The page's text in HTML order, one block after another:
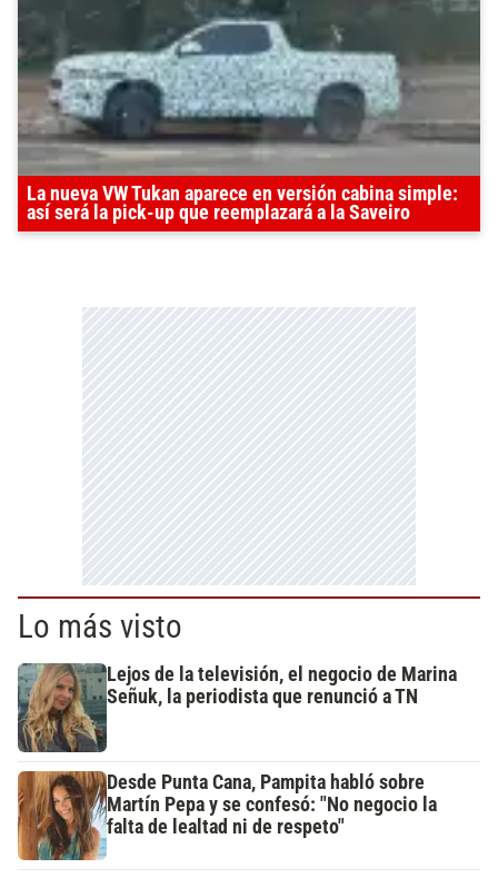
La nueva VW Tukan aparece en versión cabina simple:
así será la pick-up que reemplazará a la Saveiro
Lo más visto
Lejos de la televisión, el negocio de Marina
Señuk, la periodista que renunció a TN
Desde Punta Cana, Pampita habló sobre
Martín Pepa y se confesó: "No negocio la
falta de lealtad ni de respeto"